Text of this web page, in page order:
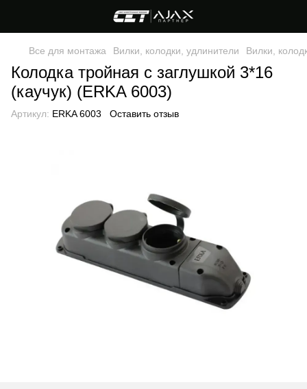
Все для монтажа Вилки, колодки, удлинители Вилки,
Колодка тройная с заглушкой 3*16
(каучук) (ERKA 6003)
Артикул: ERKA 6003 Оставить отзыв